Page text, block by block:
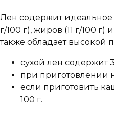
Лен содержит
г/100 г), жиров (11 г/100 г)
также обладает высокой
сухой лен содержит
при приготовлении
если приготовить
100 г.